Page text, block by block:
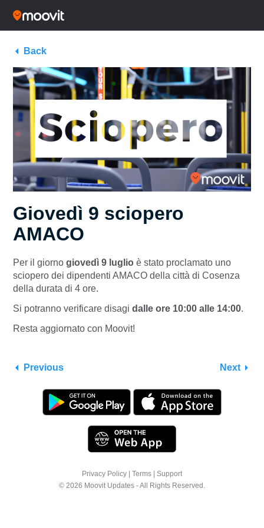
Back
Giovedì 9 sciopero
AMACO
Per il giorno giovedì 9 luglio è stato proclamato uno
sciopero dei dipendenti AMACO della città di Cosenza
della durata di 4 ore.
Si potranno verificare disagi dalle ore 10:00 alle 14:00.
Resta aggiornato con Moovit!
Previous Next
Privacy Policy Terms
Support
© 2026 Moovit Updates - All Rights Reserved.